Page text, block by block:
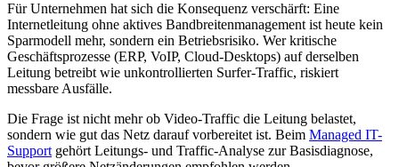
Für Unternehmen hat sich die Konsequenz verschärft: Eine
Internetleitung ohne aktives Bandbreitenmanagement ist heute kein
Sparmodell mehr, sondern ein Betriebsrisiko. Wer kritische
Geschäftsprozesse (ERP, VoIP, Cloud-Desktops) auf derselben
Leitung betreibt wie unkontrollierten Surfer-Traffic, riskiert
messbare Ausfälle.
Die Frage ist nicht mehr ob Video-Traffic die Leitung belastet,
sondern wie gut das Netz darauf vorbereitet ist. Beim Managed IT-
Support gehört Leitungs- und Traffic-Analyse zur Basisdiagnose,